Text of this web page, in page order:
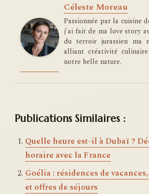
Céleste Moreau
Passionnée par la cuisine
j'ai fait de ma love story
du terroir jurassien ma
alliant créativité
notre belle nature.
Publications Similaires :
Quelle heure est-il à Dubaï ?
horaire avec la France
Goélia : résidences de
et offres de séjours